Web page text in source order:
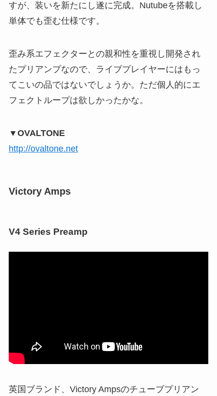
すが、装いを新たにし遂に完成。Nutubeを搭載し
単体でも歪む仕様です。
歪み系エフェクターとの親和性を重視し開発され
たプリアンプなので、ライブプレイヤーにはもっ
てこいの品ではないでしょうか。ただ個人的にエ
フェクトループは欲しかったかな。
▼OVALTONE
http://ovaltone.net
Victory Amps
V4 Series Preamp
英国ブランド、Victory Ampsのチューブプリアン